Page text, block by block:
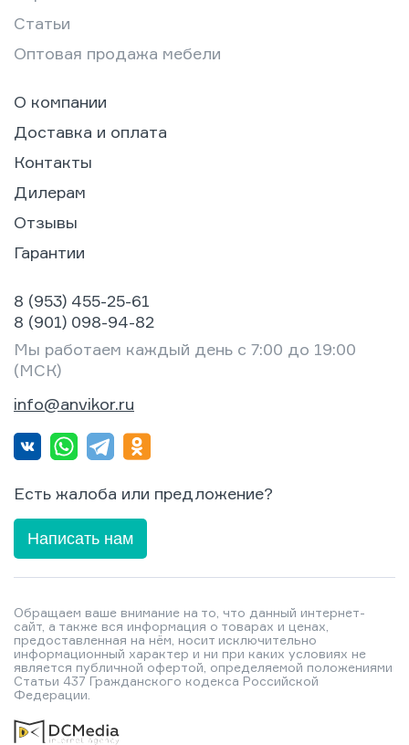
Статьи
Оптовая продажа мебели
О компании
Доставка и оплата
Контакты
Дилерам
Отзывы
Гарантии
8 (953) 455-25-61
8 (901) 098-94-82
Мы работаем каждый день с 7:00 до 19:00
(МСК)
info@anvikor.ru
Есть жалоба или предложение?
Написать нам
Обращаем ваше внимание на то, что данный интернет-
сайт, а также вся информация о товарах и ценах,
предоставленная на нём, носит исключительно
информационный характер и ни при каких условиях не
является публичной офертой, определяемой положениями
Статьи 437 Гражданского кодекса Российской
Федерации.